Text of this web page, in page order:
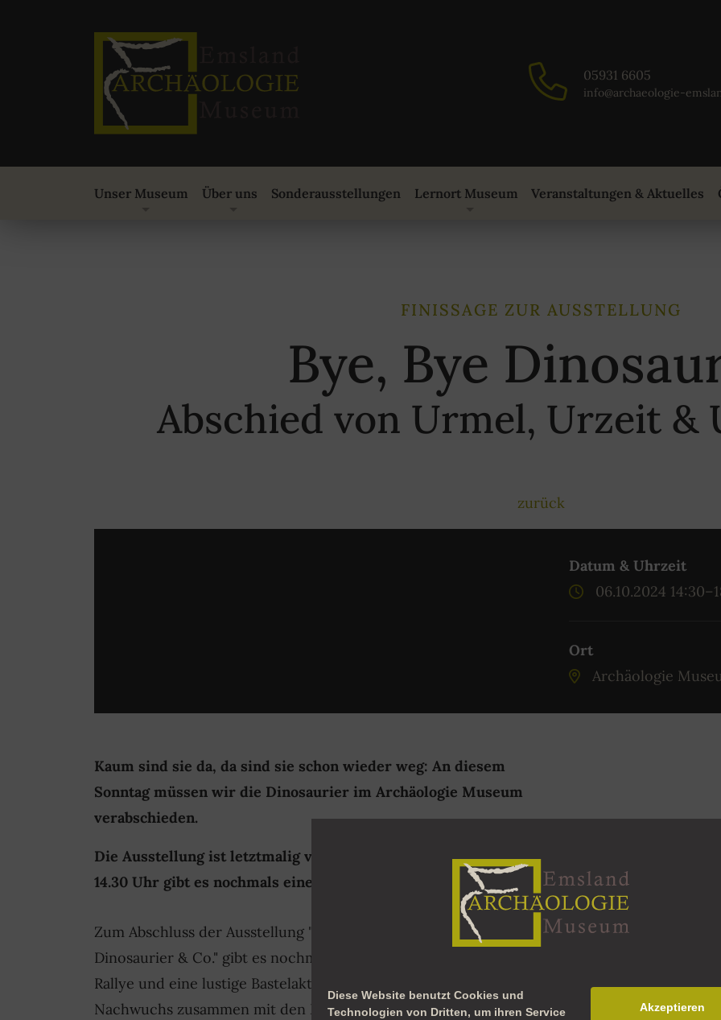
05931 6605
info@archaeologie-
Unser Museum Über uns Sonderausstellungen Lernort Museum Veranstaltungen & Aktuelles
FINISSAGE ZUR AUSSTELLUNG
Bye, Bye
Abschied von Urmel, Urzeit &
zurück
Datum & Uhrzeit
06.10.2024
Ort
Archäologie
Kaum sind sie da, da sind sie schon wieder weg: An diesem
Sonntag müssen wir die Dinosaurier im Archäologie Museum
verabschieden.
Die Ausstellung ist letztmalig von 11.00-18.00 Uhr geöffnet. Ab
14.30 Uhr gibt es nochmals eine Bastelaktion für Kinder.
Zum Abschluss der Ausstellung "Urmel, Urzeit, Ungetüme -
Dinosaurier & Co." gibt es nochmals eine spannende Dino-
Rallye und eine lustige Bastelaktion. Während sich der
Nachwuchs zusammen mit den Museumspädagogen vergnügt,
Diese Website benutzt Cookies und
Technologien von Dritten, um ihren Service
Akzeptieren